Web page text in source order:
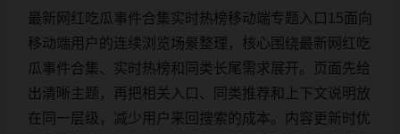
最新网红吃瓜事件合集实时热榜移动端专题入口15面向
移动端用户的连续浏览场景整理，核心围绕最新网红吃
瓜事件合集、实时热榜和同类长尾需求展开。页面先给
出清晰主题，再把相关入口、同类推荐和上下文说明放
在同一层级，减少用户来回搜索的成本。内容更新时优